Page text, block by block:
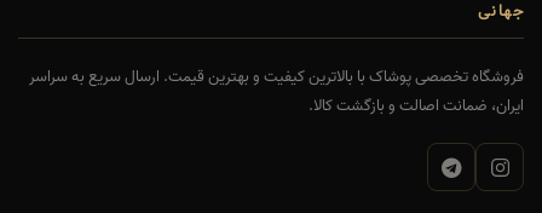
جهانی
فروشگاه تخصصی پوشاک با بالاترین کیفیت و بهترین قیمت. ارسال سریع به سراسر
ایران، ضمانت اصالت و بازگشت کالا.